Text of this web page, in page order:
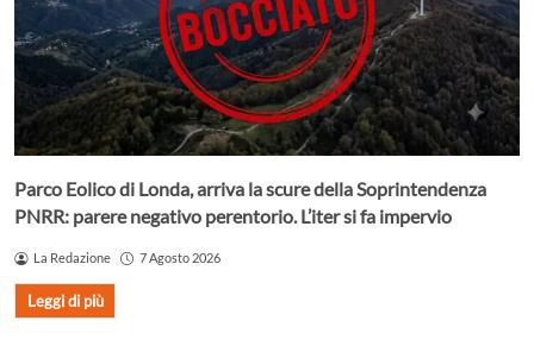
Parco Eolico di Londa, arriva la scure della Soprintendenza
PNRR: parere negativo perentorio. L’iter si fa impervio
La Redazione 7 Agosto 2026
Leggi di più